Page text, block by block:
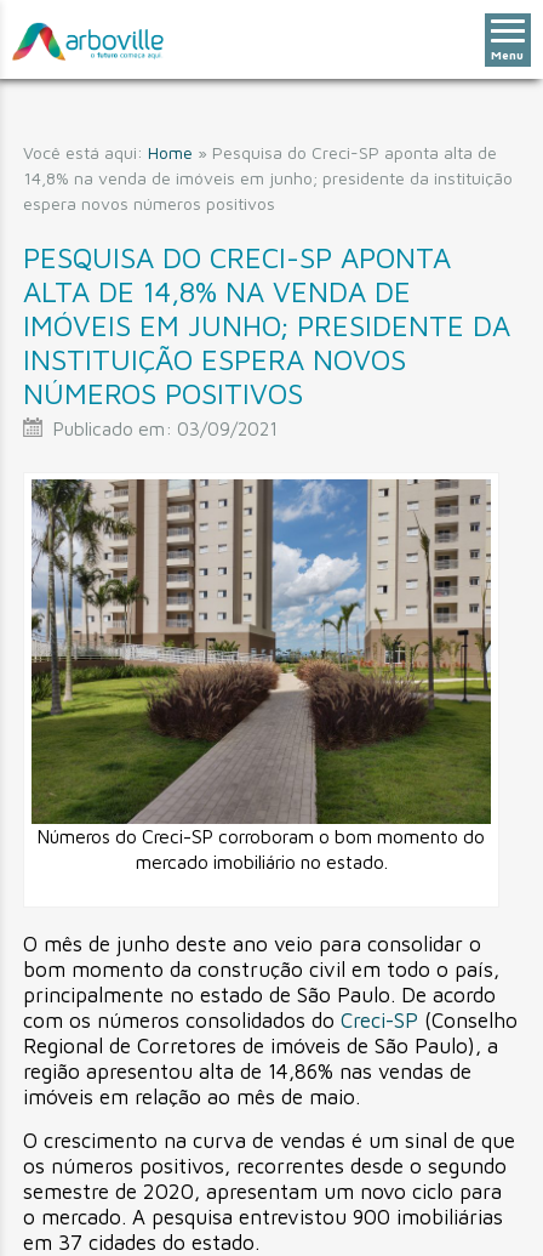
Menu
Você está aqui:Home » Pesquisa do Creci-SP aponta alta de
14,8% na venda de imóveis em junho; presidente da instituição
espera novos números positivos
PESQUISA DO CRECI-SP APONTA
ALTA DE 14,8% NA VENDA DE
IMÓVEIS EM JUNHO; PRESIDENTE DA
INSTITUIÇÃO ESPERA NOVOS
NÚMEROS POSITIVOS
Publicado em: 03/09/2021
Números do Creci-SP corroboram o bom momento do
mercado imobiliário no estado.
O mês de junho deste ano veio para consolidar o
bom momento da construção civil em todo o país,
principalmente no estado de São Paulo. De acordo
com os números consolidados doCreci-SP (Conselho
Regional de Corretores de imóveis de São Paulo), a
região apresentou alta de 14,86% nas vendas de
imóveis em relação ao mês de maio.
O crescimento na curva de vendas é um sinal de que
os números positivos, recorrentes desde o segundo
semestre de 2020, apresentam um novo ciclo para
o mercado. A pesquisa entrevistou 900 imobiliárias
em 37 cidades do estado.